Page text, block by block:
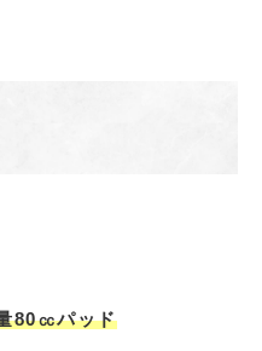
㏄パッド